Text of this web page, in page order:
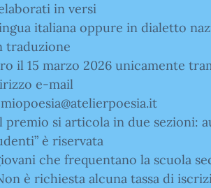
in versi
italiana oppure in dialetto
traduzione
il 15 marzo 2026 unicamente
e-mail
premio si articola in due sezioni:
è riservata
che frequentano la scuola
è richiesta alcuna tassa di